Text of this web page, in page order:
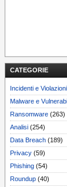
CATEGORIE
Incidenti e Violazioni
Malware e
Ransomware (263)
Analisi (254)
Data Breach (189)
Privacy (59)
Phishing (54)
Roundup (40)